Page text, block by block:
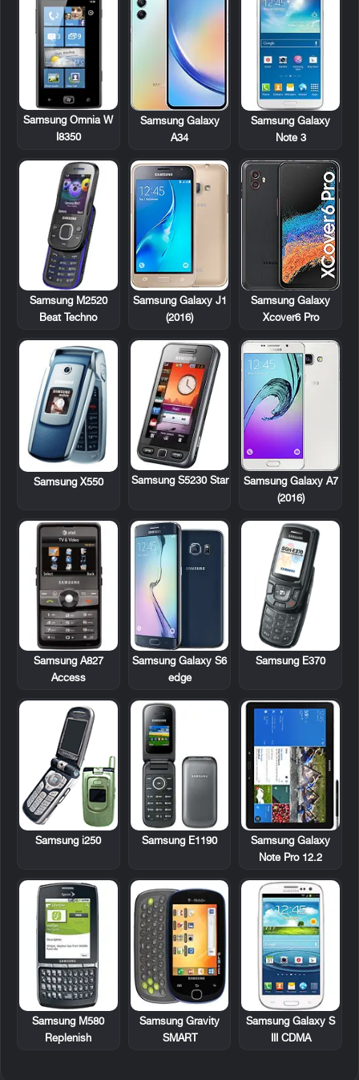
Samsung Galaxy
Note 3
Samsung Galaxy
A34
Samsung Omnia W
I8350
Samsung Galaxy
Xcover6 Pro
Samsung Galaxy J1
(2016)
Samsung M2520
Beat Techno
Samsung Galaxy A7
(2016)
Samsung S5230 Star
Samsung X550
Samsung E370
Samsung Galaxy S6
edge
Samsung A827
Access
Samsung Galaxy
Note Pro 12.2
Samsung E1190
Samsung i250
Samsung Galaxy S
III CDMA
Samsung Gravity
SMART
Samsung M580
Replenish